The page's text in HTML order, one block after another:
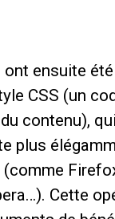
ensuite
CSS (un
contenu),
plus
Cette